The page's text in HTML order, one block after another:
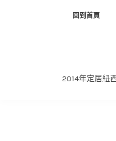
回到首頁
2014年定居紐